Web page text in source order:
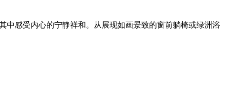
中感受内心的宁静祥和。从展现如画景致的窗前躺椅或绿洲浴